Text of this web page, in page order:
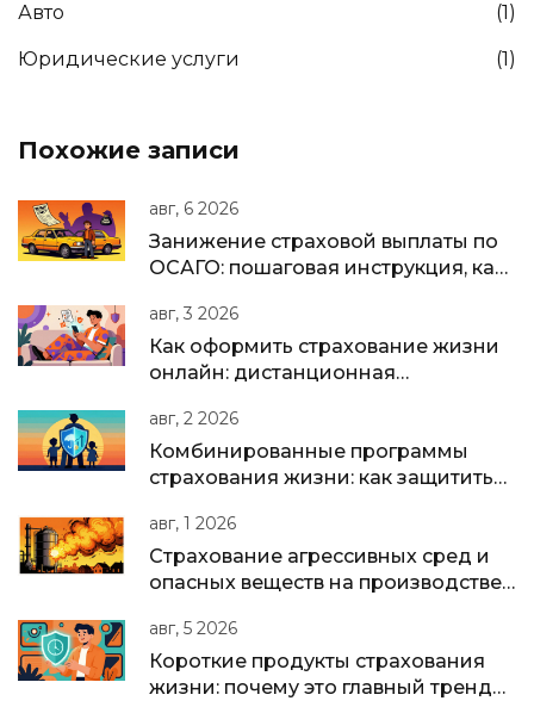
Авто (1)
Юридические услуги (1)
Похожие записи
авг, 6 2026
Занижение страховой выплаты по
ОСАГО: пошаговая инструкция, как
авг, 3 2026
Как оформить страхование жизни
онлайн: дистанционная
полиса
авг, 2 2026
Комбинированные программы
страхования жизни: как защитить
полисе
авг, 1 2026
Страхование агрессивных сред и
опасных веществ на производстве:
РФ
авг, 5 2026
Короткие продукты страхования
жизни: почему это главный тренд